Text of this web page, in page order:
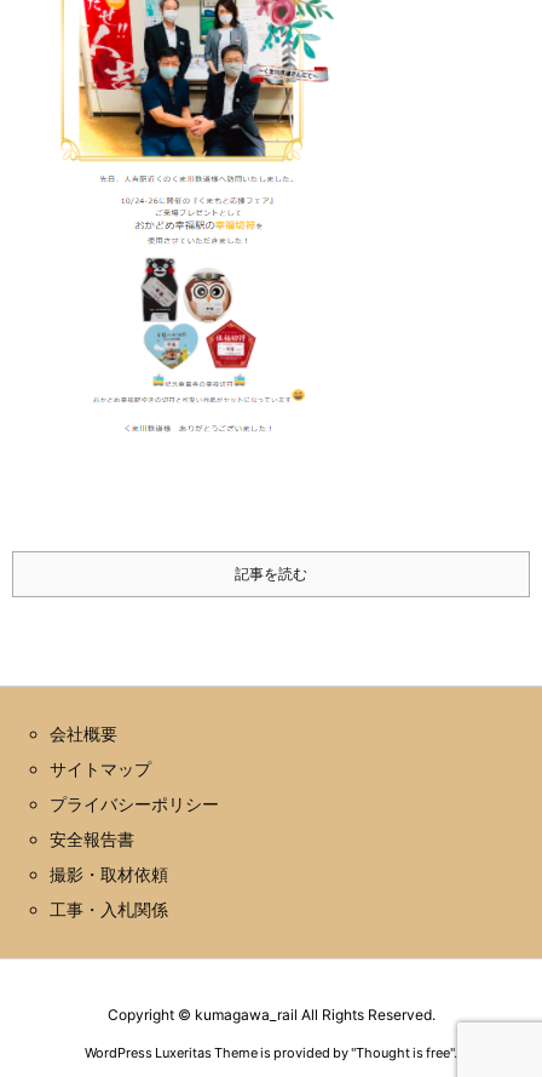
記事を読む
会社概要
サイトマップ
プライバシーポリシー
安全報告書
撮影・取材依頼
工事・入札関係
Copyright © kumagawa_rail All Rights Reserved.
WordPress Luxeritas Theme is provided by "Thought is free".